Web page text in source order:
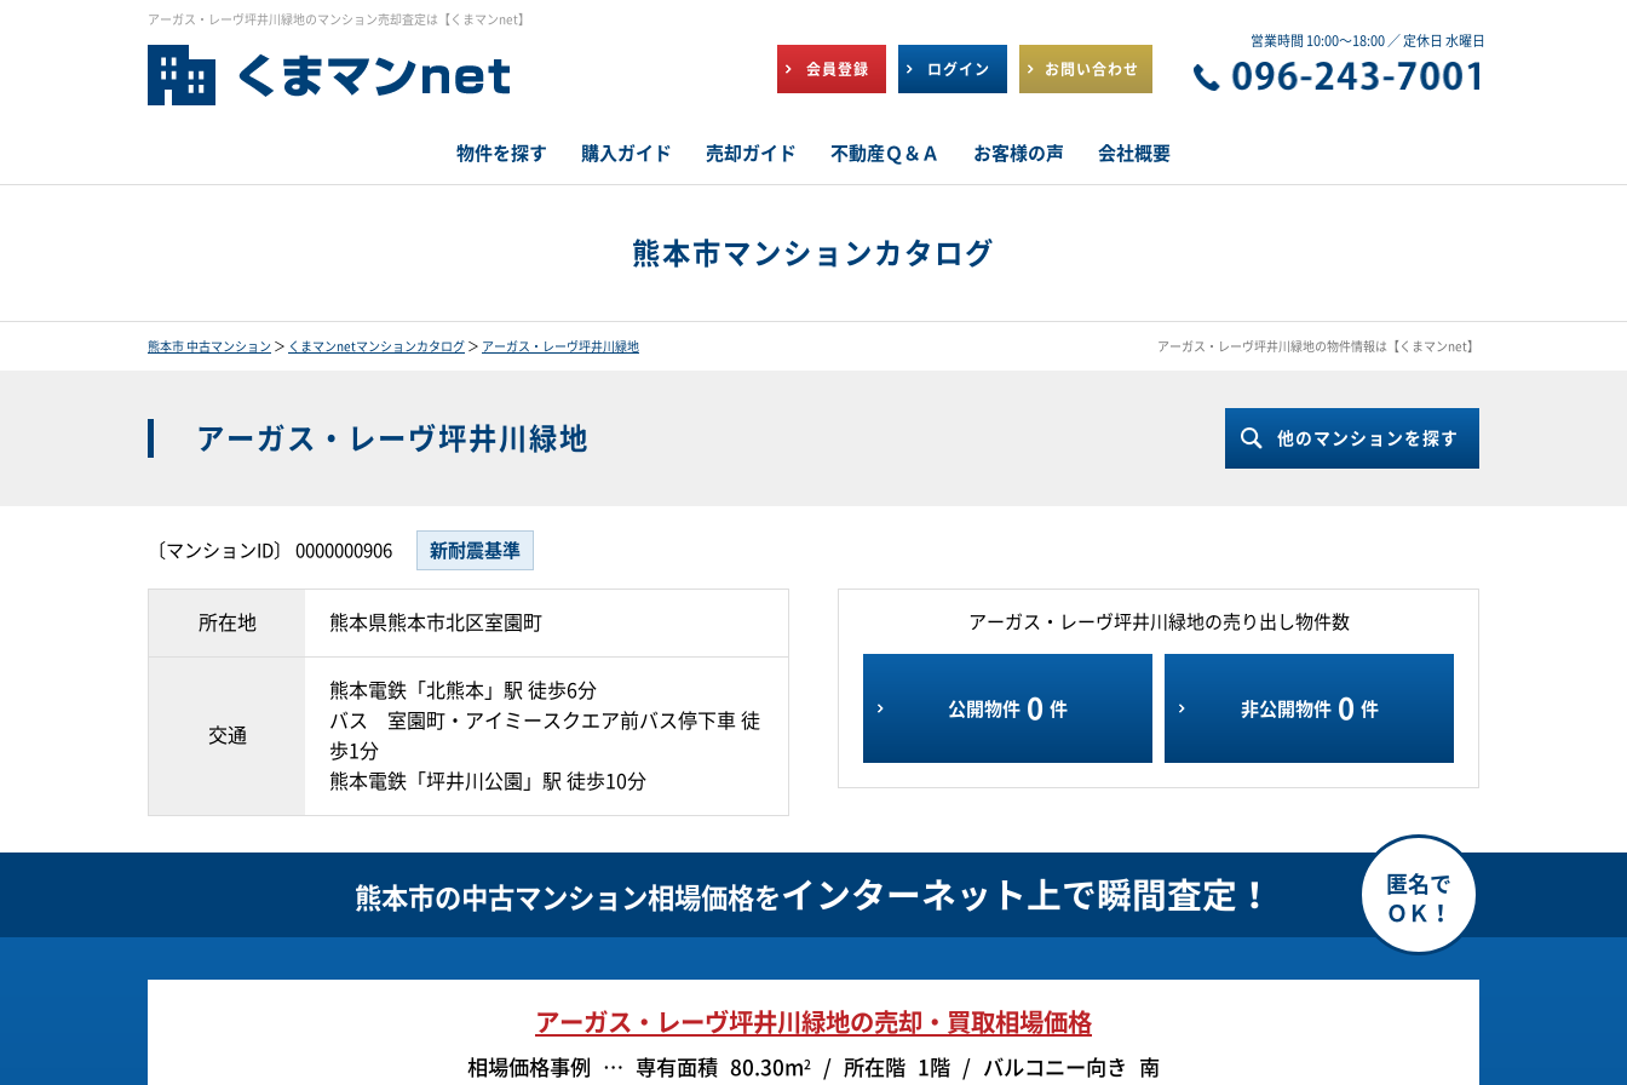
アーガス・レーヴ坪井川緑地のマンション売却査定は【くまマンnet】
会員登録 ログイン お問い合わせ
営業時間 10:00～18:00 ／ 定休日 水曜日
物件を探す 購入ガイド 売却ガイド 不動産Ｑ＆Ａ お客様の声 会社概要
熊本市マンションカタログ
熊本市 中古マンション ＞ くまマンnetマンションカタログ ＞ アーガス・レーヴ坪井川緑地 アーガス・レーヴ坪井川緑地の物件情報は【くまマンnet】
アーガス・レーヴ坪井川緑地 他のマンションを探す
〔マンションID〕 0000000906 新耐震基準
所在地 熊本県熊本市北区室園町
交通
熊本電鉄「北熊本」駅 徒歩6分
バス 室園町・アイミースクエア前バス停下車 徒
歩1分
熊本電鉄「坪井川公園」駅 徒歩10分
アーガス・レーヴ坪井川緑地の売り出し物件数
公開物件 0 件 非公開物件 0 件
熊本市の中古マンション相場価格をインターネット上で瞬間査定！
アーガス・レーヴ坪井川緑地の売却・買取相場価格
相場価格事例 専有面積 80.30m2 所在階 1階 バルコニー向き 南